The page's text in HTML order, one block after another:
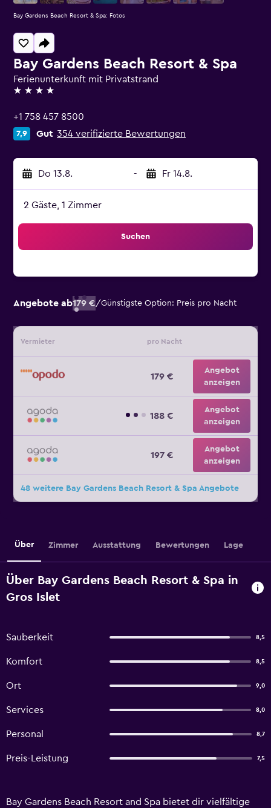
Bay Gardens Beach Resort & Spa
Ferienunterkunft mit Privatstrand
4 Sterne
+1 758 457 8500
7,9 Gut 354 verifizierte Bewertungen
Do 13.8. - Fr 14.8.
2 Gäste, 1 Zimmer
Suchen
Angebote ab179 €/Günstigste Option: Preis pro Nacht
Vermieter pro Nacht
179 €
Angebot
anzeigen
188 €
Angebot
anzeigen
197 €
Angebot
anzeigen
48 weitere Bay Gardens Beach Resort & Spa Angebote
Bay Gardens Beach Resort & Spa: Fotos
Über Zimmer Ausstattung Bewertungen Lage
Über Bay Gardens Beach Resort & Spa in
Gros Islet
Sauberkeit 8,5
Komfort 8,5
Ort 9,0
Services 8,0
Personal 8,7
Preis-Leistung 7,5
Bay Gardens Beach Resort and Spa bietet dir vielfältige